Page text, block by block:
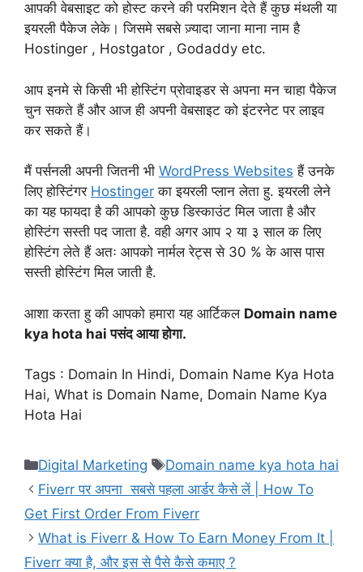
आपकी वेबसाइट को होस्ट करने की परमिशन देते हैं कुछ मंथली या
इयरली पैकेज लेके। जिसमे सबसे ज़्यादा जाना माना नाम है
Hostinger , Hostgator , Godaddy etc.
आप इनमे से किसी भी होस्टिंग प्रोवाइडर से अपना मन चाहा पैकेज
चुन सकते हैं और आज ही अपनी वेबसाइट को इंटरनेट पर लाइव
कर सकते हैं।
मैं पर्सनली अपनी जितनी भी WordPress Websites हैं उनके
लिए होस्टिंगर Hostinger का इयरली प्लान लेता हु. इयरली लेने
का यह फायदा है की आपको कुछ डिस्काउंट मिल जाता है और
होस्टिंग सस्ती पद जाता है. वही अगर आप २ या ३ साल क लिए
होस्टिंग लेते हैं अतः आपको नार्मल रेट्स से 30 % के आस पास
सस्ती होस्टिंग मिल जाती है.
आशा करता हु की आपको हमारा यह आर्टिकल Domain name
kya hota hai पसंद आया होगा.
Tags : Domain In Hindi​, Domain Name Kya Hota
Hai, What is Domain Name, Domain Name Kya
Hota Hai
Categories
Digital Marketing Tags
Domain name kya hota hai
Fiverr पर अपना सबसे पहला आर्डर कैसे लें | How To
Get First Order From Fiverr
What is Fiverr & How To Earn Money From It |
Fiverr क्या है, और इस से पैसे कैसे कमाए ?